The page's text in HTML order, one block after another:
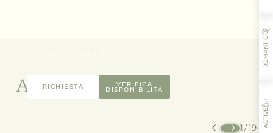
Altre Camere
RICHIESTA VERIFICA
DISPONIBILITÁ
1/19
ROMANTIC
ACTIVE